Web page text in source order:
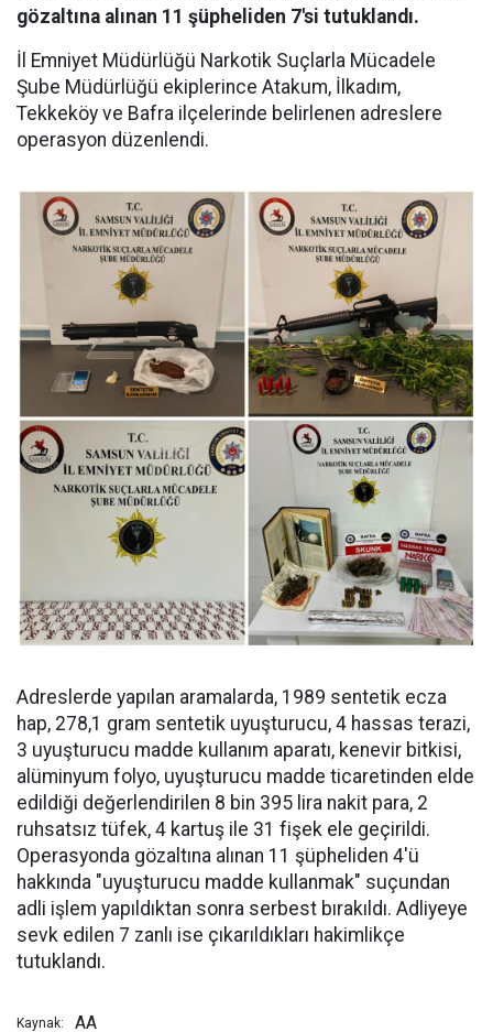
gözaltına alınan 11 şüpheliden 7'si tutuklandı.
İl Emniyet Müdürlüğü Narkotik Suçlarla Mücadele
Şube Müdürlüğü ekiplerince Atakum, İlkadım,
Tekkeköy ve Bafra ilçelerinde belirlenen adreslere
operasyon düzenlendi.
Adreslerde yapılan aramalarda, 1989 sentetik ecza
hap, 278,1 gram sentetik uyuşturucu, 4 hassas terazi,
3 uyuşturucu madde kullanım aparatı, kenevir bitkisi,
alüminyum folyo, uyuşturucu madde ticaretinden elde
edildiği değerlendirilen 8 bin 395 lira nakit para, 2
ruhsatsız tüfek, 4 kartuş ile 31 fişek ele geçirildi.
Operasyonda gözaltına alınan 11 şüpheliden 4'ü
hakkında "uyuşturucu madde kullanmak" suçundan
adli işlem yapıldıktan sonra serbest bırakıldı. Adliyeye
sevk edilen 7 zanlı ise çıkarıldıkları hakimlikçe
tutuklandı.
Kaynak: AA